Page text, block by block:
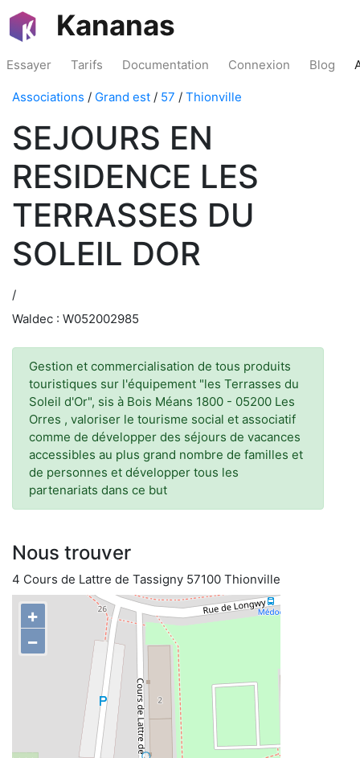
Kananas
Essayer Tarifs Documentation Connexion Blog
Associations / Grand est / 57 / Thionville
SEJOURS EN
RESIDENCE LES
TERRASSES DU
SOLEIL DOR
/
Waldec : W052002985
Gestion et commercialisation de tous produits
touristiques sur l'équipement "les Terrasses du
Soleil d'Or", sis à Bois Méans 1800 - 05200 Les
Orres , valoriser le tourisme social et associatif
comme de développer des séjours de vacances
accessibles au plus grand nombre de familles et
de personnes et développer tous les
partenariats dans ce but
Nous trouver
4 Cours de Lattre de Tassigny 57100 Thionville
+
−